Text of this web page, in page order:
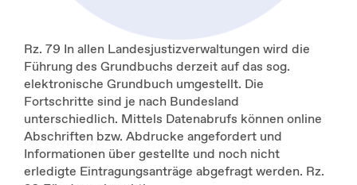
Rz. 79 In allen Landesjustizverwaltungen wird die
Führung des Grundbuchs derzeit auf das sog.
elektronische Grundbuch umgestellt. Die
Fortschritte sind je nach Bundesland
unterschiedlich. Mittels Datenabrufs können online
Abschriften bzw. Abdrucke angefordert und
Informationen über gestellte und noch nicht
erledigte Eintragungsanträge abgefragt werden. Rz.